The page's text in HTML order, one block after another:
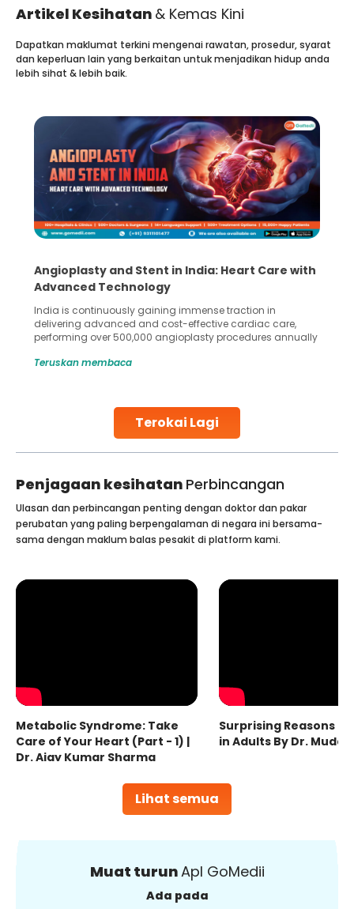
Artikel Kesihatan & Kemas Kini
Terokai Lagi
Dapatkan maklumat terkini mengenai rawatan, prosedur, syarat
dan keperluan lain yang berkaitan untuk menjadikan hidup anda
lebih sihat & lebih baik.
Angioplasty and Stent in India: Heart Care with
Advanced Technology
India is continuously gaining immense traction in
delivering advanced and cost-effective cardiac care,
performing over 500,000 angioplasty procedures annually
globe are searching for treatments like angioplasty and
Studies, such as one published
Teruskan membaca
Penjagaan kesihatan Perbincangan
Lihat semua
Ulasan dan perbincangan penting dengan doktor dan pakar
perubatan yang paling berpengalaman di negara ini bersama-
sama dengan maklum balas pesakit di platform kami.
Metabolic Syndrome: Take
Care of Your Heart (Part - 1) |
Dr. Ajay Kumar Sharma
Surprising Reasons
in Adults By Dr.
Muat turunApl GoMedii
Ada pada